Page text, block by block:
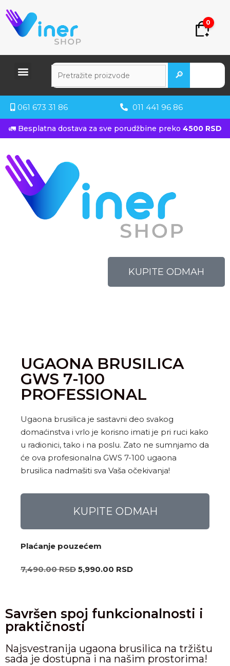
0
🔎
061 673 31 86 011 441 96 86
🚛 Besplatna dostava za sve porudžbine preko 4500 RSD
KUPITE ODMAH
UGAONA BRUSILICA
GWS 7-100
PROFESSIONAL
Ugaona brusilica je sastavni deo svakog
domaćinstva i vrlo je korisno imati je pri ruci kako
u radionici, tako i na poslu. Zato ne sumnjamo da
će ova profesionalna GWS 7-100 ugaona
brusilica nadmašiti sva Vaša očekivanja!
KUPITE ODMAH
Plaćanje pouzećem
7,490.00RSD 5,990.00 RSD
Savršen spoj funkcionalnosti i
praktičnosti
Najsvestranija ugaona brusilica na tržištu
sada je dostupna i na našim prostorima!